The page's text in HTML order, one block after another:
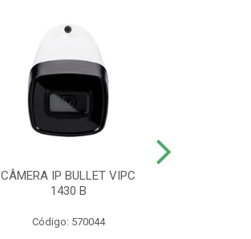
CÂMERA IP BULLET VIPC
1430 B
Código: 570044